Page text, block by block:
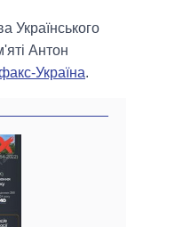
Українського
Антон
Україна.